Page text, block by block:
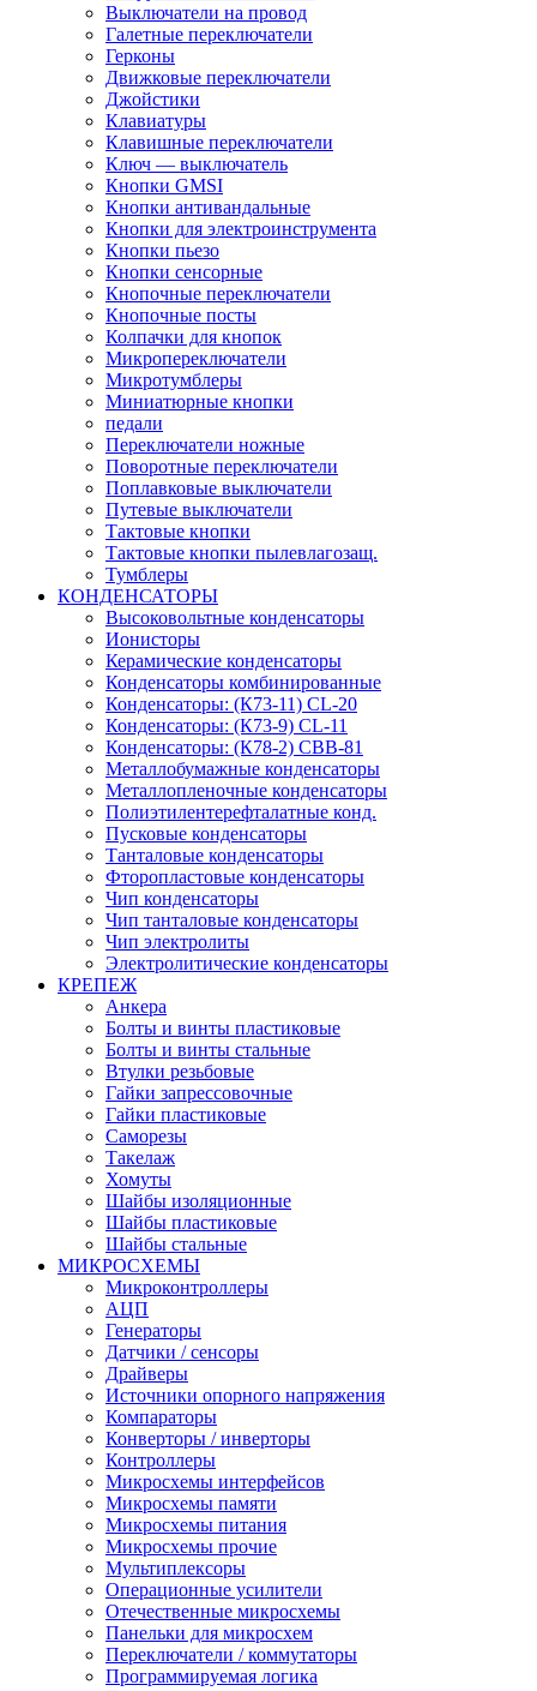
Выключатели на провод
Галетные переключатели
Герконы
Движковые переключатели
Джойстики
Клавиатуры
Клавишные переключатели
Ключ — выключатель
Кнопки GMSI
Кнопки антивандальные
Кнопки для электроинструмента
Кнопки пьезо
Кнопки сенсорные
Кнопочные переключатели
Кнопочные посты
Колпачки для кнопок
Микропереключатели
Микротумблеры
Миниатюрные кнопки
педали
Переключатели ножные
Поворотные переключатели
Поплавковые выключатели
Путевые выключатели
Тактовые кнопки
Тактовые кнопки пылевлагозащ.
Тумблеры
КОНДЕНСАТОРЫ
Высоковольтные конденсаторы
Ионисторы
Керамические конденсаторы
Конденсаторы комбинированные
Конденсаторы: (К73-11) CL-20
Конденсаторы: (К73-9) CL-11
Конденсаторы: (К78-2) CBB-81
Металлобумажные конденсаторы
Металлопленочные конденсаторы
Полиэтилентерефталатные конд.
Пусковые конденсаторы
Танталовые конденсаторы
Фторопластовые конденсаторы
Чип конденсаторы
Чип танталовые конденсаторы
Чип электролиты
Электролитические конденсаторы
КРЕПЕЖ
Анкера
Болты и винты пластиковые
Болты и винты стальные
Втулки резьбовые
Гайки запрессовочные
Гайки пластиковые
Саморезы
Такелаж
Хомуты
Шайбы изоляционные
Шайбы пластиковые
Шайбы стальные
МИКРОСХЕМЫ
Микроконтроллеры
АЦП
Генераторы
Датчики / сенсоры
Драйверы
Источники опорного напряжения
Компараторы
Конверторы / инверторы
Контроллеры
Микросхемы интерфейсов
Микросхемы памяти
Микросхемы питания
Микросхемы прочие
Мультиплексоры
Операционные усилители
Отечественные микросхемы
Панельки для микросхем
Переключатели / коммутаторы
Программируемая логика